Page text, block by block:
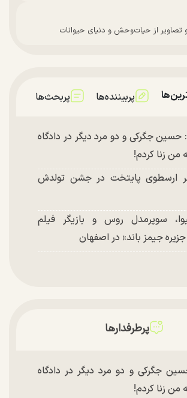
تصاویر از حیات‌وحش و دنیای حیوانات
پربیننده‌ها پربحث‌ها
حسین جگرکی و دو مرد دیگر در دادگاه
من زنا کردم!
پایتخت در جشن تولدش
سوپرمدل روس و بازیگر فیلم
جیمز باند» در اصفهان
پرطرفدارها
جگرکی و دو مرد دیگر در دادگاه
من زنا کردم!